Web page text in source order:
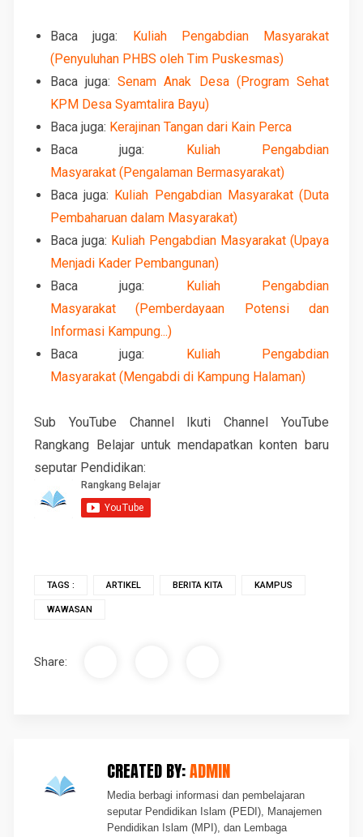
Baca juga:
Kuliah Pengabdian Masyarakat
(Penyuluhan PHBS oleh Tim Puskesmas)
Baca juga:Senam Anak Desa (Program Sehat
KPM Desa Syamtalira Bayu)
Baca juga: Kerajinan Tangan dari Kain Perca
Baca juga:
Kuliah Pengabdian
Masyarakat (Pengalaman Bermasyarakat)
Baca juga: Kuliah Pengabdian Masyarakat (Duta
Pembaharuan dalam Masyarakat)
Baca juga: Kuliah Pengabdian Masyarakat (Upaya
Menjadi Kader Pembangunan)
Baca juga:
Kuliah Pengabdian
Masyarakat (Pemberdayaan Potensi dan
Informasi Kampung...)
Baca juga:
Kuliah Pengabdian
Masyarakat (Mengabdi di Kampung Halaman)
Sub YouTube Channel Ikuti Channel YouTube
Rangkang Belajar untuk mendapatkan konten baru
seputar Pendidikan:
TAGS : ARTIKEL BERITA KITA KAMPUS
WAWASAN
Share:
CREATED BY:ADMIN
Media berbagi informasi dan pembelajaran
seputar Pendidikan Islam (PEDI), Manajemen
Pendidikan Islam (MPI), dan Lembaga